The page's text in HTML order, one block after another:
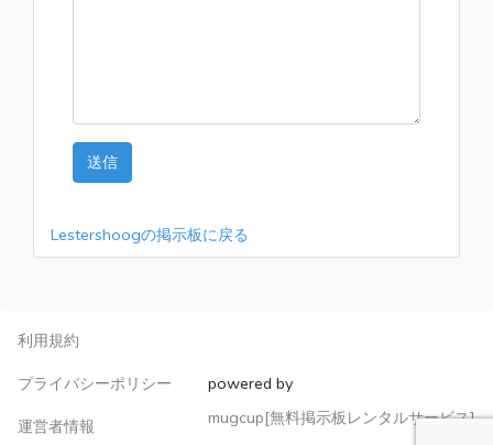
送信
Lestershoogの掲示板に戻る
利用規約
プライバシーポリシー
運営者情報
powered by
mugcup[無料掲示板レンタルサービス]